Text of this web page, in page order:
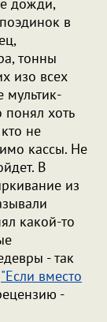
в
тонны
изо всех
понял хоть
не
кассы. Не
В
из
какой-то
- так
"Если вместо
-